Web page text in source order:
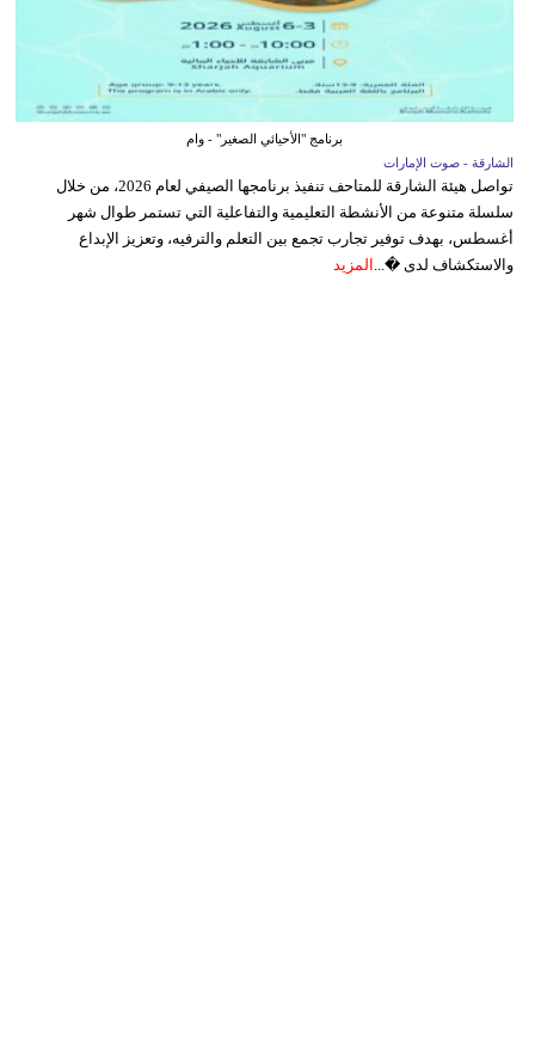
برنامج "الأحيائي الصغير" - وام
الشارقة - صوت الإمارات
تواصل هيئة الشارقة للمتاحف تنفيذ برنامجها الصيفي لعام 2026، من خلال
سلسلة متنوعة من الأنشطة التعليمية والتفاعلية التي تستمر طوال شهر
أغسطس، بهدف توفير تجارب تجمع بين التعلم والترفيه، وتعزيز الإبداع
والاستكشاف لدى �... المزيد